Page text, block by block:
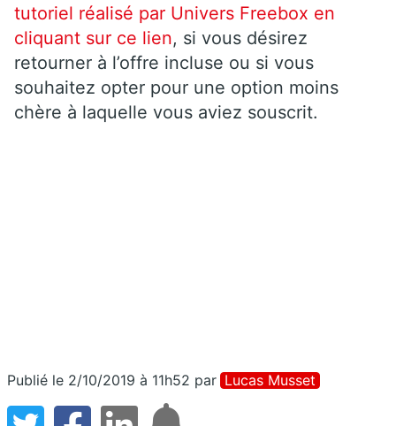
tutoriel réalisé par Univers Freebox en
cliquant sur ce lien, si vous désirez
retourner à l’offre incluse ou si vous
souhaitez opter pour une option moins
chère à laquelle vous aviez souscrit.
Publié le 2/10/2019 à 11h52 par Lucas Musset